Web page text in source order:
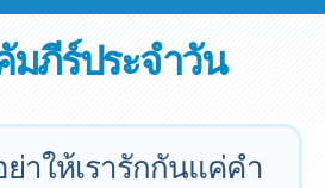
ภีร์ประจำวัน
ย่าให้เรารักกันแค่คำ